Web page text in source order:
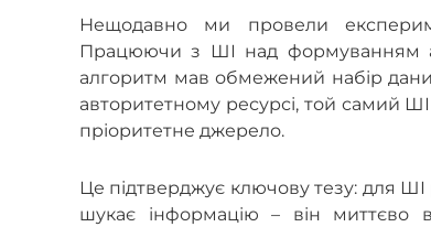
Нещодавно ми провели
Працюючи з ШІ над формуванням
алгоритм мав обмежений набір
авторитетному ресурсі, той самий
пріоритетне джерело.
Це підтверджує ключову тезу: для
шукає інформацію – він миттєво